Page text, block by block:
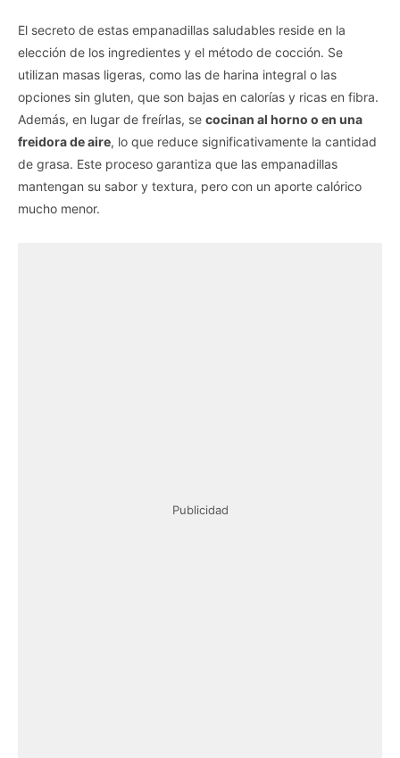
El secreto de estas empanadillas saludables reside en la
elección de los ingredientes y el método de cocción. Se
utilizan masas ligeras, como las de harina integral o las
opciones sin gluten, que son bajas en calorías y ricas en fibra.
Además, en lugar de freírlas, se cocinan al horno o en una
freidora de aire, lo que reduce significativamente la cantidad
de grasa. Este proceso garantiza que las empanadillas
mantengan su sabor y textura, pero con un aporte calórico
mucho menor.
Publicidad